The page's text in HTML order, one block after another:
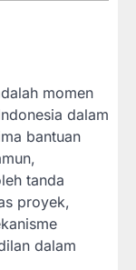
momen
dalam
bantuan
tanda
proyek,
dalam